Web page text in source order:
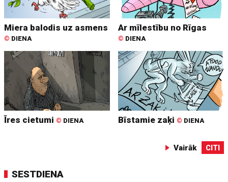
Miera balodis uz asmens
© DIENA
Ar mīlestību no Rīgas
© DIENA
Īres cietumi © DIENA Bīstamie zaķi © DIENA
Vairāk CITI
SESTDIENA